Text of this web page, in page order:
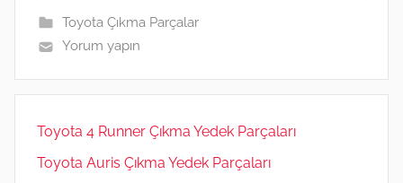
A
p
p
dI a
o
m
er
Toyota Çıkma Parçalar
Yorum yapın
Toyota 4 Runner Çıkma Yedek Parçaları
Toyota Auris Çıkma Yedek Parçaları